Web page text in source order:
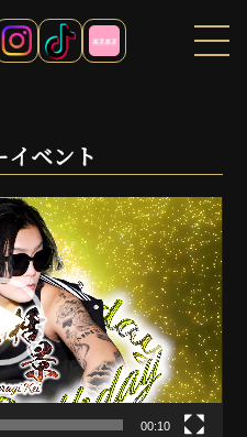
ベント
00:10